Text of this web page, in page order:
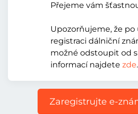
Přejeme vám
Upozorňujeme, že po
registraci dálniční
možné odstoupit od
informací najdete zde.
Zaregistrujte e-